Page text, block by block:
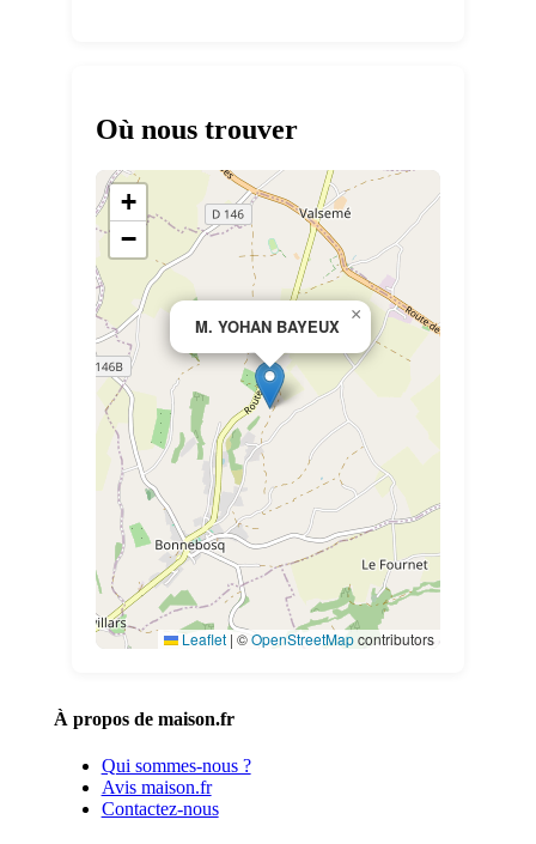
Où nous trouver
M. YOHAN BAYEUX
×
+
−
Leaflet | ©OpenStreetMapcontributors
À propos de maison.fr
Qui sommes-nous ?
Avis maison.fr
Contactez-nous